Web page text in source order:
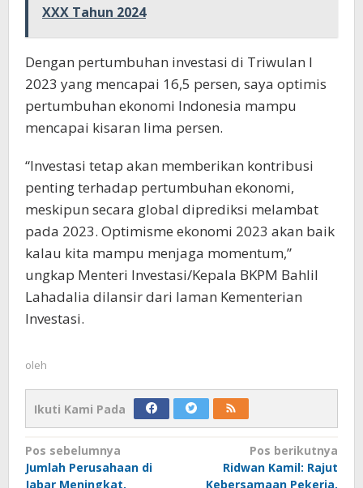
XXX Tahun 2024
Dengan pertumbuhan investasi di Triwulan I
2023 yang mencapai 16,5 persen, saya optimis
pertumbuhan ekonomi Indonesia mampu
mencapai kisaran lima persen.
“Investasi tetap akan memberikan kontribusi
penting terhadap pertumbuhan ekonomi,
meskipun secara global diprediksi melambat
pada 2023. Optimisme ekonomi 2023 akan baik
kalau kita mampu menjaga momentum,”
ungkap Menteri Investasi/Kepala BKPM Bahlil
Lahadalia dilansir dari laman Kementerian
Investasi.
oleh
Ikuti Kami Pada
Navigasi
pos
Pos sebelumnya
Jumlah Perusahaan di
Jabar Meningkat,
Pos berikutnya
Ridwan Kamil: Rajut
Kebersamaan Pekerja,